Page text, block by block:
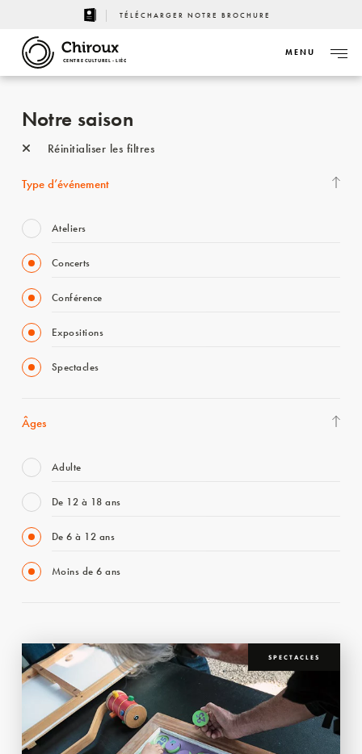
TÉLÉCHARGER NOTRE BROCHURE
CENTRE CULTUREL - LIÈGE
MENU
Notre saison
Réinitialiser les filtres
Type d’événement
Ateliers
Concerts
Conférence
Expositions
Spectacles
Âges
Adulte
De 12 à 18 ans
De 6 à 12 ans
Moins de 6 ans
SPECTACLES